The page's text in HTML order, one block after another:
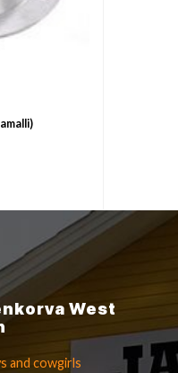
West
and cowgirls